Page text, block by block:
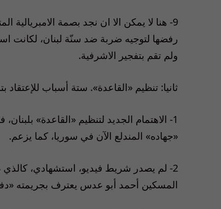
9- هنا لا يمكن الا ان نجد بصمة الامبريالية
رفضها لتوجيه ضربة ضد سنّة لبنان، لكانت
ولم تقم بتفجير الاشرفية.
ثانيا: تنظيم «القاعدة». ستة أسباب
1- الاهتمام الجديد لتنظيم «القاعدة»
«جهاده» المندلع الآن في سوريا، كما يزعم.
2- لم يصدر شريط فيديو، استشهادي، كالذي
المسكين أحمد أبو عدس يعترف بجريمته